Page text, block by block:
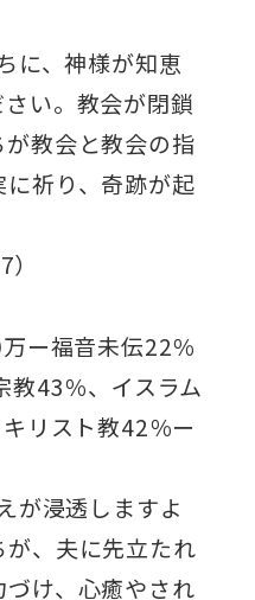
に、神様が知恵
い。教会が閉鎖
教会と教会の指
祈り、奇跡が起
ー福音未伝22％
教43％、イスラム
リスト教42％ー
が浸透しますよ
、夫に先立たれ
け、心癒やされ